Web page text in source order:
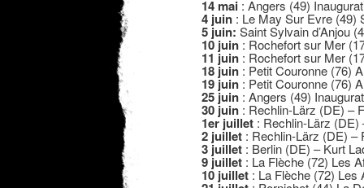
14 mai : Angers (49)
4 juin : Le May Sur Evre (49)
5 juin: Saint Sylvain d’Anjou
10 juin : Rochefort sur Mer
11 juin : Rochefort sur Mer
18 juin : Petit Couronne (76)
19 juin : Petit Couronne (76)
25 juin : Angers (49)
30 juin : Rechlin-Lärz (DE) –
1er juillet : Rechlin-Lärz (DE)
2 juillet : Rechlin-Lärz (DE) –
3 juillet : Berlin (DE) – Kurt
9 juillet : La Flèche (72) Les
10 juillet : La Flèche (72) Les